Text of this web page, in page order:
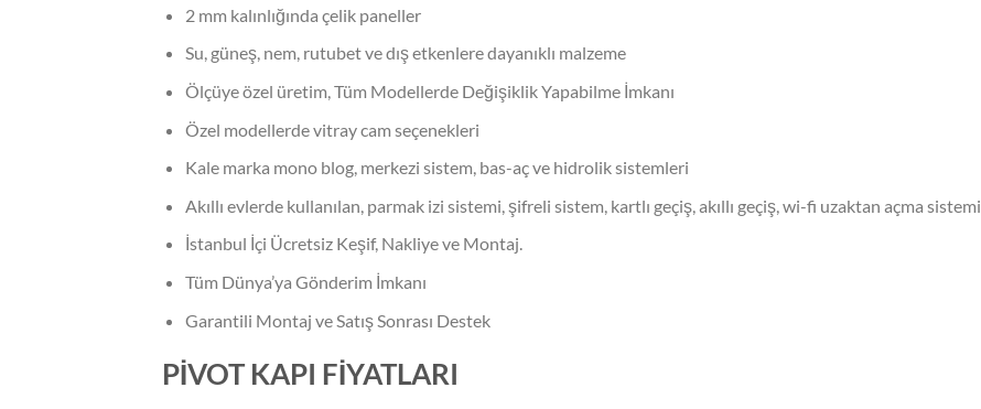
2 mm kalınlığında çelik paneller
Su, güneş, nem, rutubet ve dış etkenlere dayanıklı malzeme
Ölçüye özel üretim, Tüm Modellerde Değişiklik Yapabilme İmkanı
Özel modellerde vitray cam seçenekleri
Kale marka mono blog, merkezi sistem, bas-aç ve hidrolik sistemleri
Akıllı evlerde kullanılan, parmak izi sistemi, şifreli sistem, kartlı geçiş, akıllı geçiş, wi-fi uzaktan açma sistemi
İstanbul İçi Ücretsiz Keşif, Nakliye ve Montaj.
Tüm Dünya’ya Gönderim İmkanı
Garantili Montaj ve Satış Sonrası Destek
PİVOT KAPI FİYATLARI